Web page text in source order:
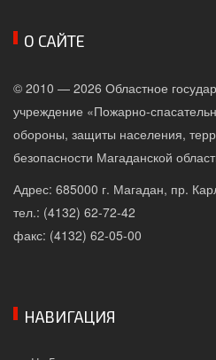
О САЙТЕ
© 2010 — 2026 Областное
учреждение «Пожарно-
обороны, защиты населения,
безопасности Магаданской
Адрес: 685000 г. Магадан, пр.
тел.: (4132) 62-72-42
факс: (4132) 62-05-00
НАВИГАЦИЯ